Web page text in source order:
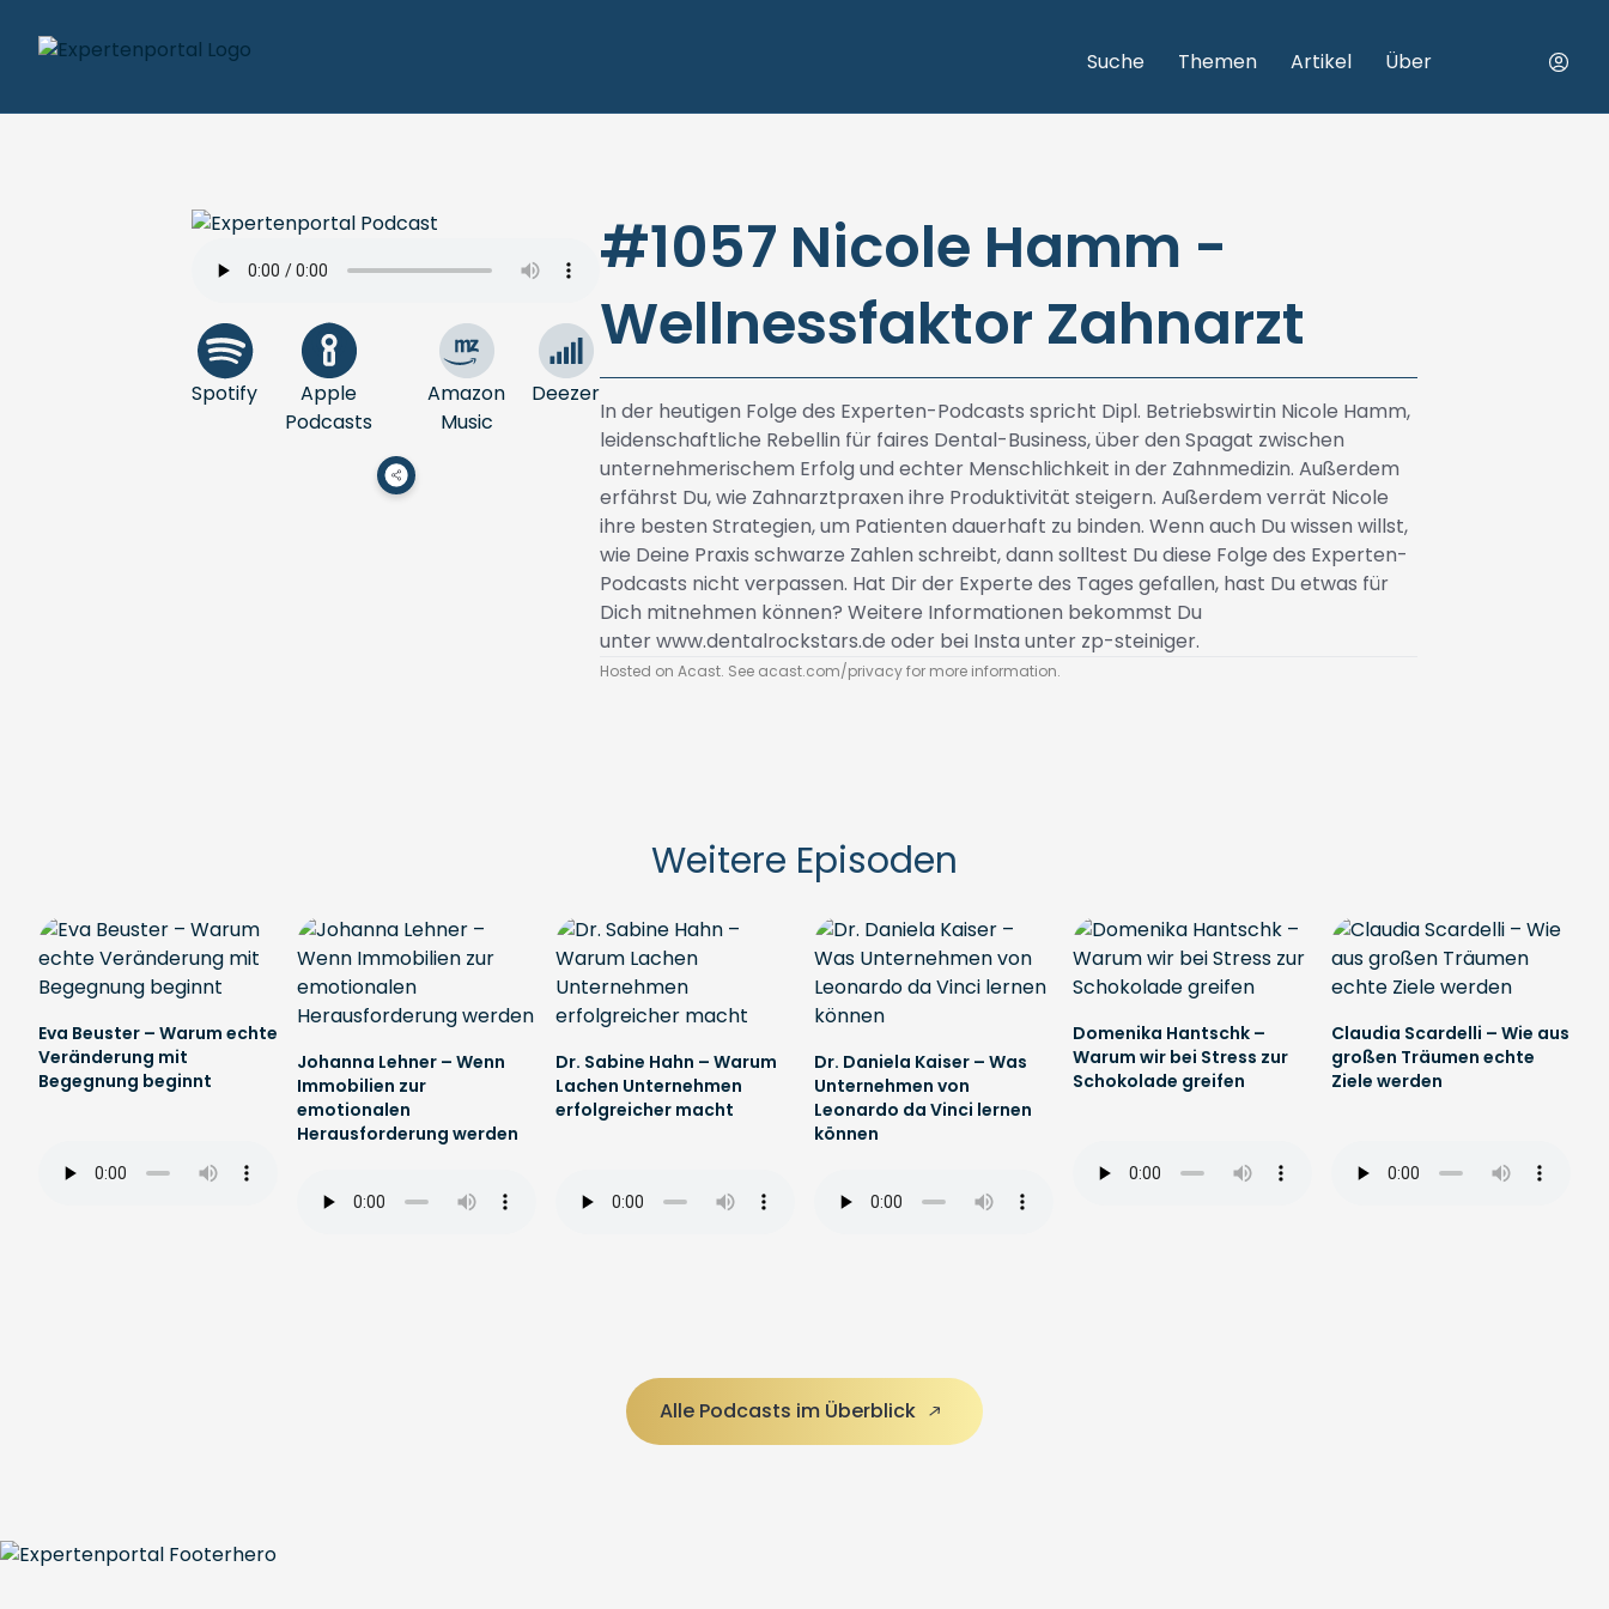
Suche Themen Artikel Über
Spotify
Apple
Podcasts
Amazon
Music
Deezer
#1057 Nicole Hamm -
Wellnessfaktor Zahnarzt
In der heutigen Folge des Experten-Podcasts spricht Dipl. Betriebswirtin Nicole Hamm,
leidenschaftliche Rebellin für faires Dental-Business, über den Spagat zwischen
unternehmerischem Erfolg und echter Menschlichkeit in der Zahnmedizin. Außerdem
erfährst Du, wie Zahnarztpraxen ihre Produktivität steigern. Außerdem verrät Nicole
ihre besten Strategien, um Patienten dauerhaft zu binden. Wenn auch Du wissen willst,
wie Deine Praxis schwarze Zahlen schreibt, dann solltest Du diese Folge des Experten-
Podcasts nicht verpassen. Hat Dir der Experte des Tages gefallen, hast Du etwas für
Dich mitnehmen können? Weitere Informationen bekommst Du
unterwww.dentalrockstars.de oder bei Insta unter zp-steiniger.
Hosted on Acast. See acast.com/privacyfor more information.
Weitere Episoden
Eva Beuster – Warum echte
Veränderung mit
Begegnung beginnt
Johanna Lehner – Wenn
Immobilien zur
emotionalen
Herausforderung werden
Dr. Sabine Hahn – Warum
Lachen Unternehmen
erfolgreicher macht
Dr. Daniela Kaiser – Was
Unternehmen von
Leonardo da Vinci lernen
können
Domenika Hantschk –
Warum wir bei Stress zur
Schokolade greifen
Claudia Scardelli – Wie aus
großen Träumen echte
Ziele werden
Alle Podcasts im Überblick